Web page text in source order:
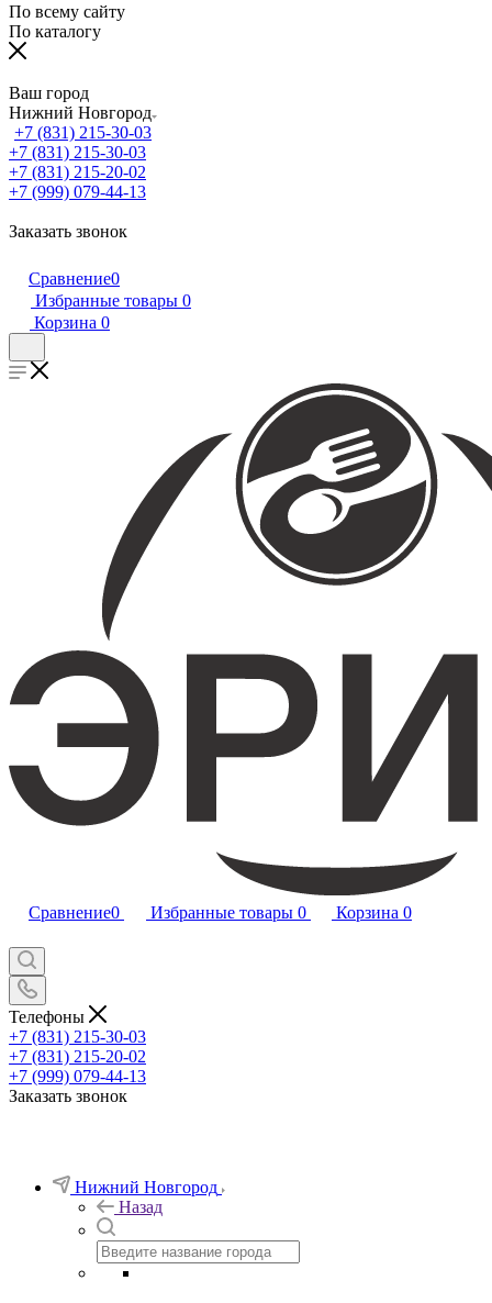
По всему сайту
По каталогу
Ваш город
Нижний Новгород
+7 (831) 215-30-03
+7 (831) 215-30-03
+7 (831) 215-20-02
+7 (999) 079-44-13
Заказать звонок
Сравнение0
Избранные товары 0
Корзина 0
Сравнение0 Избранные товары 0 Корзина 0
Телефоны
+7 (831) 215-30-03
+7 (831) 215-20-02
+7 (999) 079-44-13
Заказать звонок
Нижний Новгород
Назад